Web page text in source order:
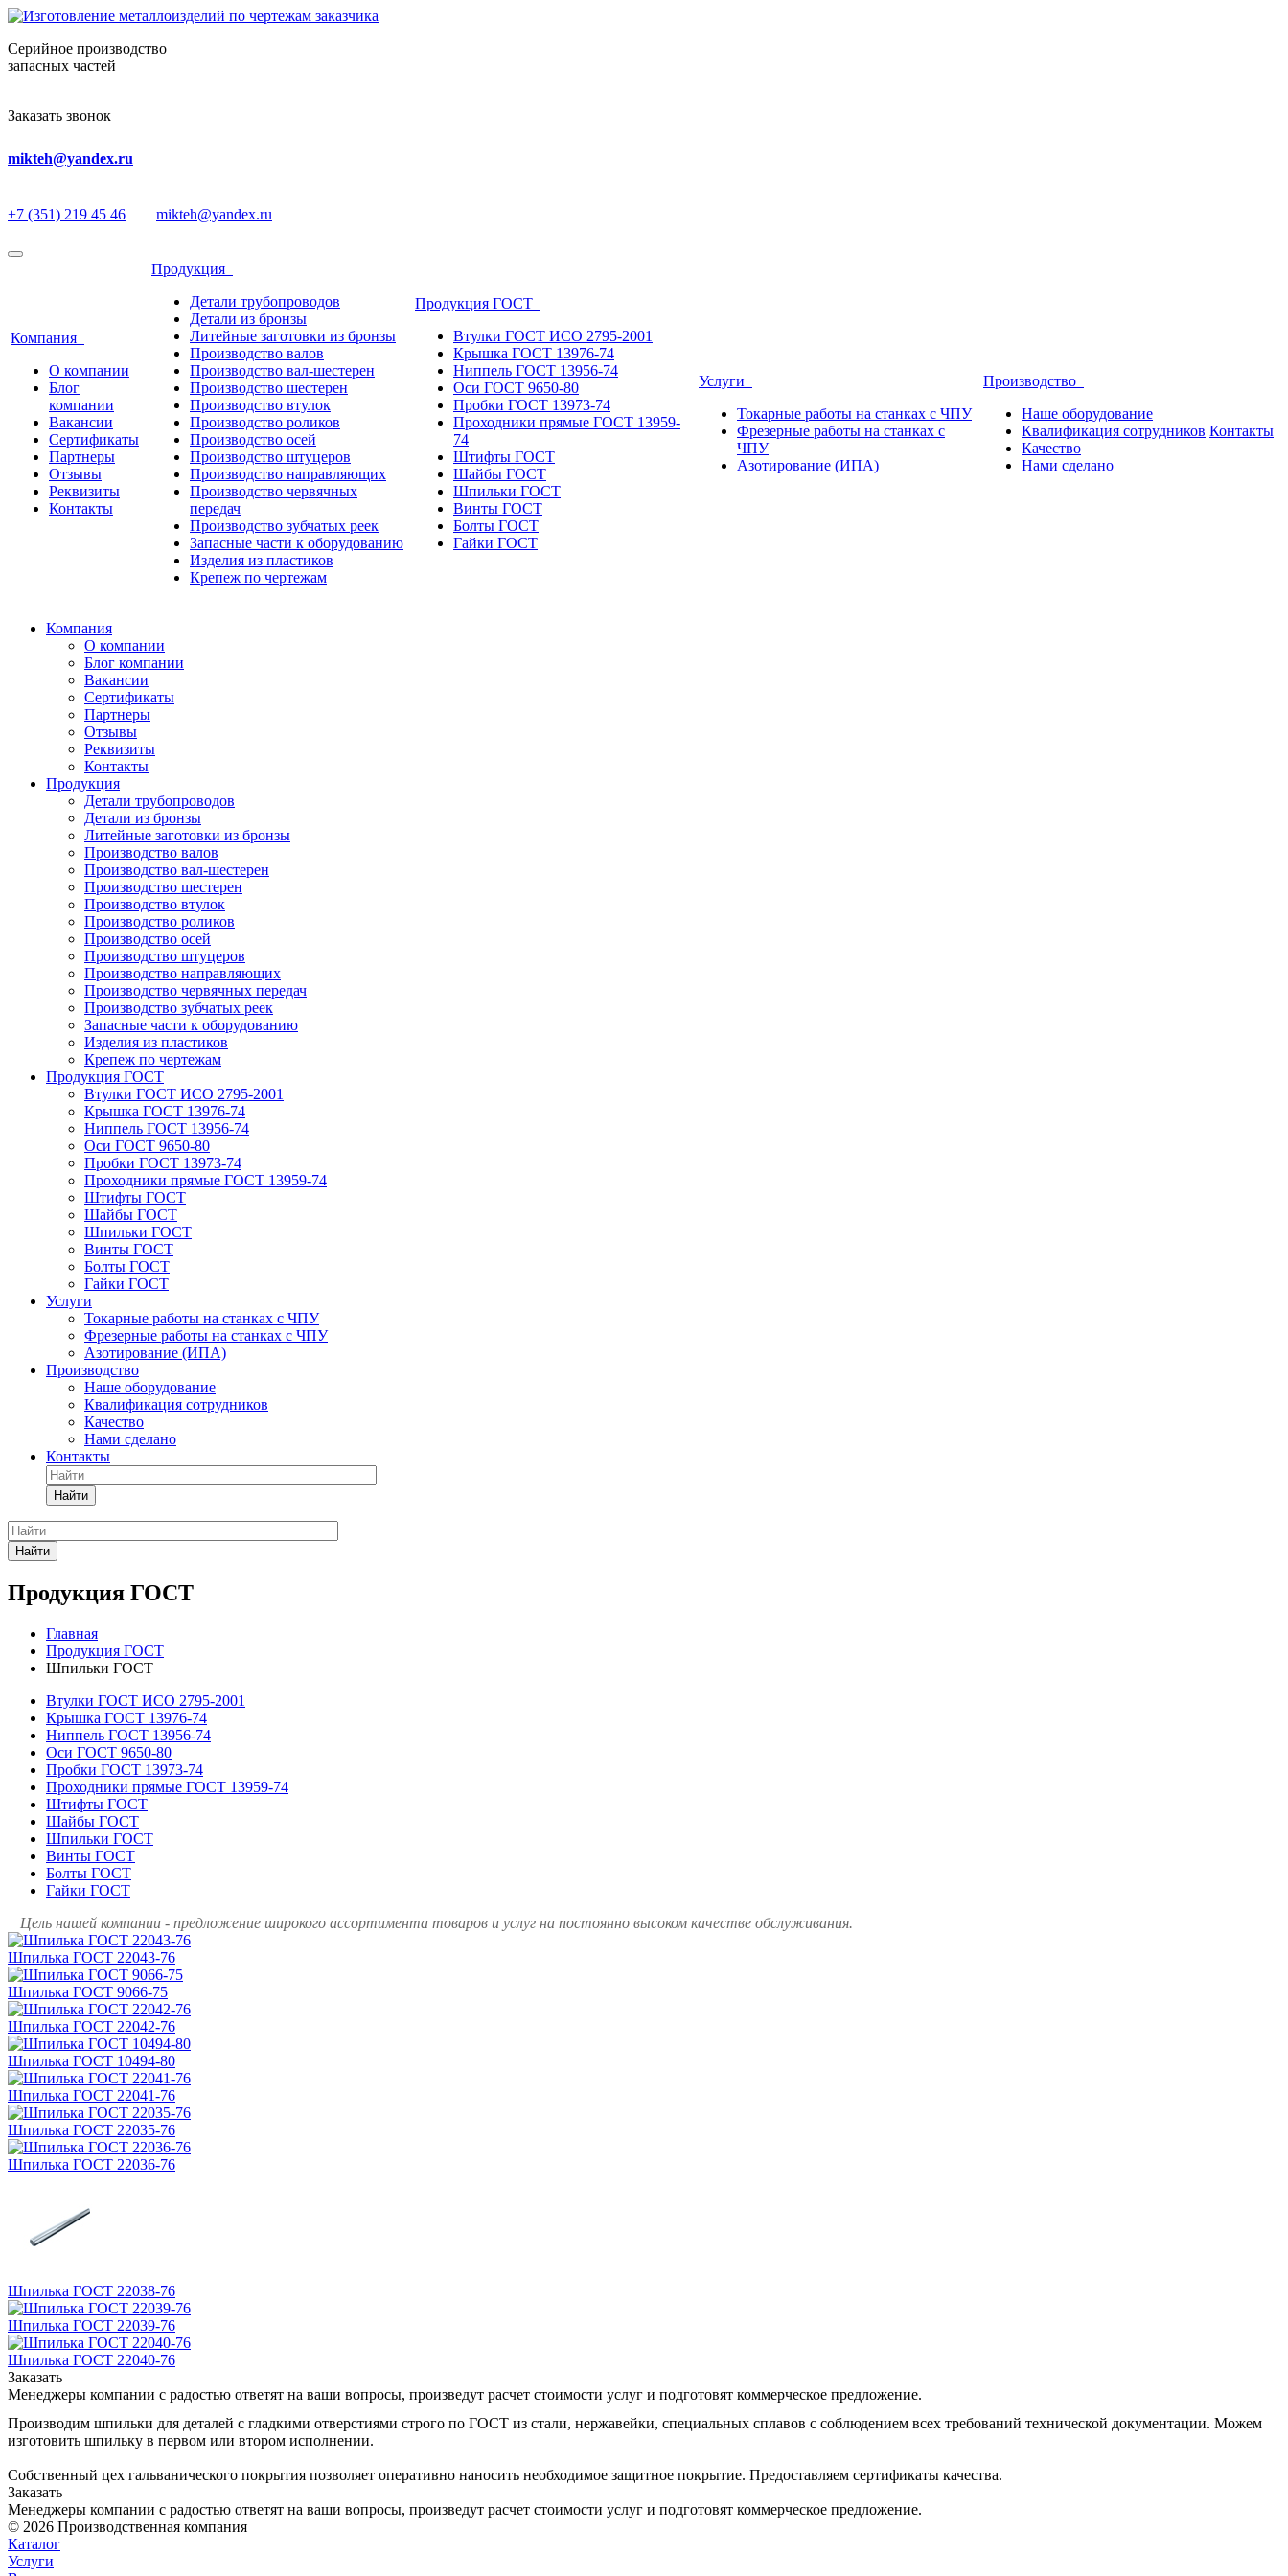
Серийное производство
запасных частей
Заказать звонок
mikteh@yandex.ru
+7 (351) 219 45 46 mikteh@yandex.ru
Компания
О компании
Блог
компании
Вакансии
Сертификаты
Партнеры
Отзывы
Реквизиты
Контакты
Продукция
Детали трубопроводов
Детали из бронзы
Литейные заготовки из бронзы
Производство валов
Производство вал-шестерен
Производство шестерен
Производство втулок
Производство роликов
Производство осей
Производство штуцеров
Производство направляющих
Производство червячных
передач
Производство зубчатых реек
Запасные части к оборудованию
Изделия из пластиков
Крепеж по чертежам
Продукция ГОСТ
Втулки ГОСТ ИСО 2795-2001
Крышка ГОСТ 13976-74
Ниппель ГОСТ 13956-74
Оси ГОСТ 9650-80
Пробки ГОСТ 13973-74
Проходники прямые ГОСТ 13959-
74
Штифты ГОСТ
Шайбы ГОСТ
Шпильки ГОСТ
Винты ГОСТ
Болты ГОСТ
Гайки ГОСТ
Услуги
Токарные работы на станках с ЧПУ
Фрезерные работы на станках с
ЧПУ
Азотирование (ИПА)
Производство
Наше оборудование
Квалификация сотрудников
Качество
Нами сделано
Контакты
Компания
О компании
Блог компании
Вакансии
Сертификаты
Партнеры
Отзывы
Реквизиты
Контакты
Продукция
Детали трубопроводов
Детали из бронзы
Литейные заготовки из бронзы
Производство валов
Производство вал-шестерен
Производство шестерен
Производство втулок
Производство роликов
Производство осей
Производство штуцеров
Производство направляющих
Производство червячных передач
Производство зубчатых реек
Запасные части к оборудованию
Изделия из пластиков
Крепеж по чертежам
Продукция ГОСТ
Втулки ГОСТ ИСО 2795-2001
Крышка ГОСТ 13976-74
Ниппель ГОСТ 13956-74
Оси ГОСТ 9650-80
Пробки ГОСТ 13973-74
Проходники прямые ГОСТ 13959-74
Штифты ГОСТ
Шайбы ГОСТ
Шпильки ГОСТ
Винты ГОСТ
Болты ГОСТ
Гайки ГОСТ
Услуги
Токарные работы на станках с ЧПУ
Фрезерные работы на станках с ЧПУ
Азотирование (ИПА)
Производство
Наше оборудование
Квалификация сотрудников
Качество
Нами сделано
Контакты
Найти
Найти
Продукция ГОСТ
Главная
Продукция ГОСТ
Шпильки ГОСТ
Втулки ГОСТ ИСО 2795-2001
Крышка ГОСТ 13976-74
Ниппель ГОСТ 13956-74
Оси ГОСТ 9650-80
Пробки ГОСТ 13973-74
Проходники прямые ГОСТ 13959-74
Штифты ГОСТ
Шайбы ГОСТ
Шпильки ГОСТ
Винты ГОСТ
Болты ГОСТ
Гайки ГОСТ
Цель нашей компании - предложение широкого ассортимента товаров и услуг на постоянно высоком качестве обслуживания.
Шпилька ГОСТ 22043-76
Шпилька ГОСТ 9066-75
Шпилька ГОСТ 22042-76
Шпилька ГОСТ 10494-80
Шпилька ГОСТ 22041-76
Шпилька ГОСТ 22035-76
Шпилька ГОСТ 22036-76
Шпилька ГОСТ 22038-76
Шпилька ГОСТ 22039-76
Шпилька ГОСТ 22040-76
Заказать
Менеджеры компании с радостью ответят на ваши вопросы, произведут расчет стоимости услуг и подготовят коммерческое предложение.
Производим шпильки для деталей с гладкими отверстиями строго по ГОСТ из стали, нержавейки, специальных сплавов с соблюдением всех требований технической документации. Можем
изготовить шпильку в первом или втором исполнении.
Собственный цех гальванического покрытия позволяет оперативно наносить необходимое защитное покрытие. Предоставляем сертификаты качества.
Заказать
Менеджеры компании с радостью ответят на ваши вопросы, произведут расчет стоимости услуг и подготовят коммерческое предложение.
© 2026 Производственная компания
Каталог
Услуги